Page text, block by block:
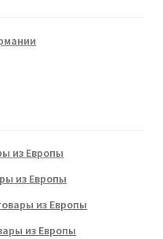
из Европы
из Европы
из Европы
из Европы